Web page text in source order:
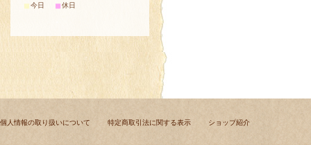
■今日 ■休日
個人情報の取り扱いについて 特定商取引法に関する表示 ショップ紹介